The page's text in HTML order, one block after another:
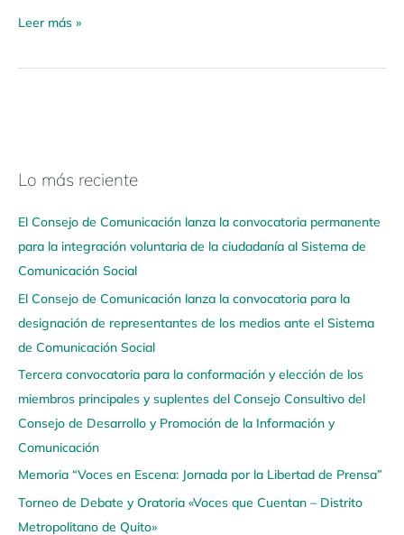
Leer más »
Lo más reciente
El Consejo de Comunicación lanza la convocatoria permanente
para la integración voluntaria de la ciudadanía al Sistema de
Comunicación Social
El Consejo de Comunicación lanza la convocatoria para la
designación de representantes de los medios ante el Sistema
de Comunicación Social
Tercera convocatoria para la conformación y elección de los
miembros principales y suplentes del Consejo Consultivo del
Consejo de Desarrollo y Promoción de la Información y
Comunicación
Memoria “Voces en Escena: Jornada por la Libertad de Prensa”
Torneo de Debate y Oratoria «Voces que Cuentan – Distrito
Metropolitano de Quito»
N
v
e
g
a
a
q
u
í